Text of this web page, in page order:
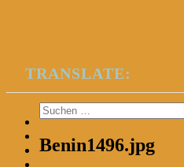
TRANSLATE:
Suchen
nach:
Benin1496.jpg